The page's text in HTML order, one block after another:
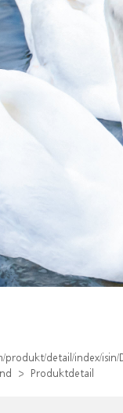
produkt/detail/index/isin/
Produktdetail